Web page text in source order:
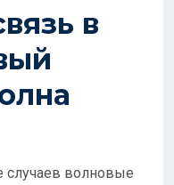
в
случаев волновые